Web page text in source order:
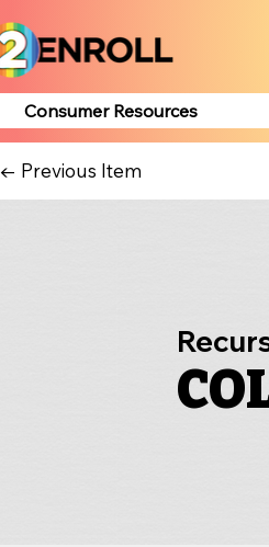
Consumer Resources
← Previous Item